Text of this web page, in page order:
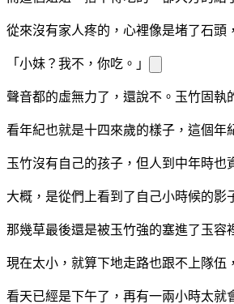
從來沒有家人疼的 ，心裡像是堵了石
「小妹？我不 ，你吃。」
聲音都的虛無力了，還說不 。玉竹固執
看年紀也就是十四來歲的樣子，這個年
玉竹沒有自己的孩子，但人到中年時也
大概，是從們 上看到了自己小時候的
那幾草最後還是被玉竹強的塞進了玉容
現在太小，就算下地走路也跟不上隊
看天已經是下午了，再有一兩小時太就